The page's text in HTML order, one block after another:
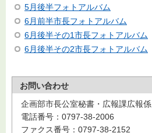
5月後半フォトアルバム
6月前半市長フォトアルバム
6月後半その1市長フォトアルバム
6月後半その2市長フォトアルバム
お問い合わせ
企画部市長公室秘書・広報課広報係
電話番号：0797-38-2006
ファクス番号：0797-38-2152